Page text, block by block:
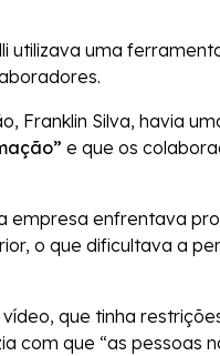
utilizava uma
Franklin Silva, havia
e que os
empresa enfrentava
o que dificultava a
que tinha
com que “as pessoas